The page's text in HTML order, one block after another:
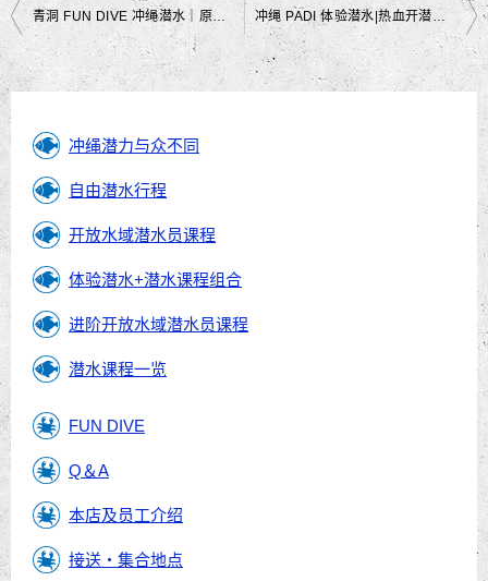
文
章
导
航
青洞 FUN DIVE 冲绳潜水｜原来大家说的是真的✨｜黑潮潜水 冲绳 PADI 体验潜水|热血开潜缺你不可|黑潮潜水
冲绳潜力与众不同
自由潜水行程
开放水域潜水员课程
体验潜水+潜水课程组合
进阶开放水域潜水员课程
潜水课程一览
FUN DIVE
Q＆A
本店及员工介绍
接送・集合地点